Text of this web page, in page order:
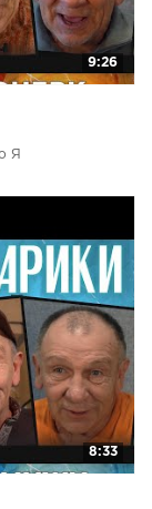
9:26
Я
8:33